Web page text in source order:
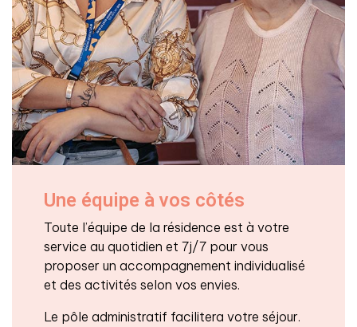
Une équipe à vos côtés
Toute l’équipe de la résidence est à votre
service au quotidien et 7j/7 pour vous
proposer un accompagnement individualisé
et des activités selon vos envies.
Le pôle administratif facilitera votre séjour.